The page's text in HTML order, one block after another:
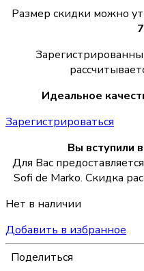
Размер скидки можно
Идеальное
Зарегистрироваться
Вы вступили
Для Вас
Sofi de Marko. Скидка
Нет в наличии
Добавить в избранное
Поделиться